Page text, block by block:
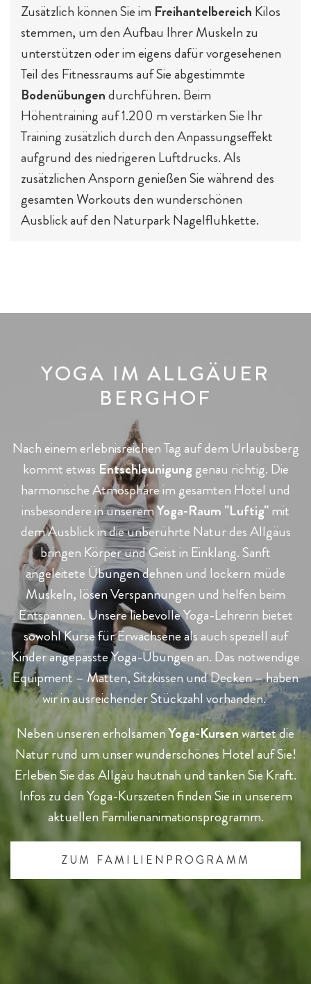
Zusätzlich können Sie im Freihantelbereich Kilos
stemmen, um den Aufbau Ihrer Muskeln zu
unterstützen oder im eigens dafür vorgesehenen
Teil des Fitnessraums auf Sie abgestimmte
Bodenübungendurchführen. Beim
Höhentraining auf 1.200 m verstärken Sie Ihr
Training zusätzlich durch den Anpassungseffekt
aufgrund des niedrigeren Luftdrucks. Als
zusätzlichen Ansporn genießen Sie während des
gesamten Workouts den wunderschönen
Ausblick auf den Naturpark Nagelfluhkette.
YOGA IM ALLGÄUER
BERGHOF
Nach einem erlebnisreichen Tag auf dem Urlaubsberg
kommt etwas Entschleunigung genau richtig. Die
harmonische Atmosphäre im gesamten Hotel und
insbesondere in unseremYoga-Raum "Luftig"mit
dem Ausblick in die unberührte Natur des Allgäus
bringen Körper und Geist in Einklang. Sanft
angeleitete Übungen dehnen und lockern müde
Muskeln, lösen Verspannungen und helfen beim
Entspannen. Unsere liebevolle Yoga-Lehrerin bietet
sowohl Kurse für Erwachsene als auch speziell auf
Kinder angepasste Yoga-Übungen an. Das notwendige
Equipment – Matten, Sitzkissen und Decken – haben
wir in ausreichender Stückzahl vorhanden.
Neben unseren erholsamenYoga-Kursenwartet die
Natur rund um unser wunderschönes Hotel auf Sie!
Erleben Sie das Allgäu hautnah und tanken Sie Kraft.
Infos zu den Yoga-Kurszeiten finden Sie in unserem
aktuellen Familienanimationsprogramm.
ZUM FAMILIENPROGRAMM